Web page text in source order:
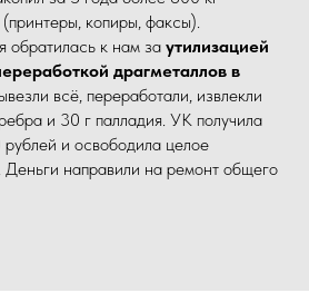
копиры, факсы).
обратилась к нам за утилизацией
драгметаллов в
всё, переработали, извлекли
и 30 г палладия. УК получила
и освободила целое
направили на ремонт общего